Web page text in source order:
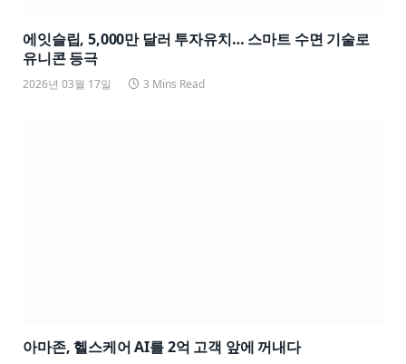
에잇슬립, 5,000만 달러 투자유치… 스마트 수면 기술로
유니콘 등극
2026년 03월 17일 3 Mins Read
아마존, 헬스케어 AI를 2억 고객 앞에 꺼내다